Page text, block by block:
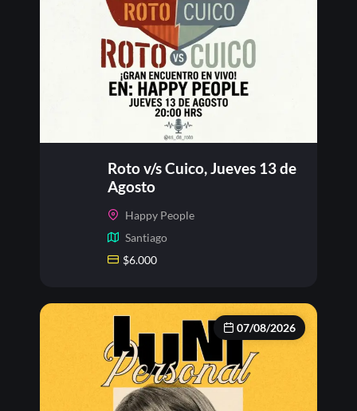
Roto v/s Cuico, Jueves 13 de
Agosto
Happy People
Santiago
$6.000
07/08/2026